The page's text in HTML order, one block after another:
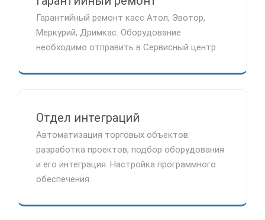
Гарантийный ремонт касс Атол, Эвотор,
Меркурий, Дримкас. Оборудование
необходимо отправить в Сервисный центр.
Отдел интеграций
Автоматизация торговых объектов:
разработка проектов, подбор оборудования
и его интеграция. Настройка программного
обеспечения.